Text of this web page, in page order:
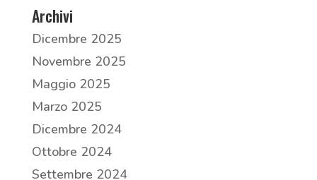
Archivi
Dicembre 2025
Novembre 2025
Maggio 2025
Marzo 2025
Dicembre 2024
Ottobre 2024
Settembre 2024